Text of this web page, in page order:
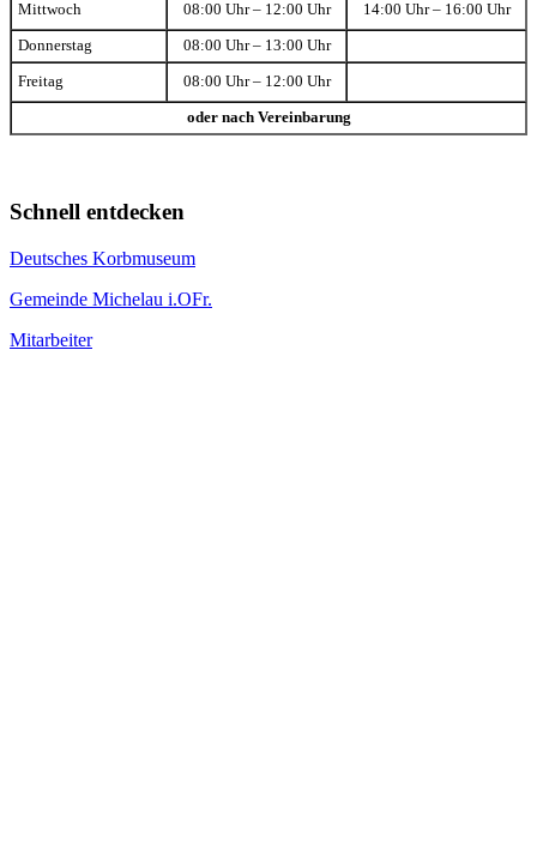
Mittwoch 08:00 Uhr – 12:00 Uhr 14:00 Uhr – 16:00 Uhr
Donnerstag 08:00 Uhr – 13:00 Uhr
Freitag 08:00 Uhr – 12:00 Uhr
oder nach Vereinbarung
Schnell entdecken
Deutsches Korbmuseum
Gemeinde Michelau i.OFr.
Mitarbeiter